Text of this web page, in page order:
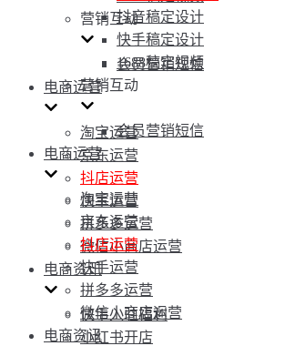
营销互动
会员营销短信
电商运营
淘宝运营
京东运营
抖店运营
快手运营
拼多多运营
微信小商店运营
电商资讯
快手入驻福利
小红书开店
抖音稿定设计
快手稿定设计
1688稿定视频
营销互动
会员营销短信
电商运营
淘宝运营
京东运营
抖店运营
快手运营
拼多多运营
微信小商店运营
电商资讯